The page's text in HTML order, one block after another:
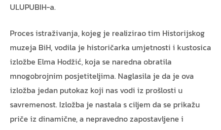
ULUPUBIH-a.
Proces istraživanja, kojeg je realizirao tim Historijskog
muzeja BiH, vodila je historičarka umjetnosti i kustosica
izložbe Elma Hodžić, koja se naredna obratila
mnogobrojnim posjetiteljima. Naglasila je da je ova
izložba jedan putokaz koji nas vodi iz prošlosti u
savremenost. Izložba je nastala s ciljem da se prikažu
priče iz dinamične, a nepravedno zapostavljene i